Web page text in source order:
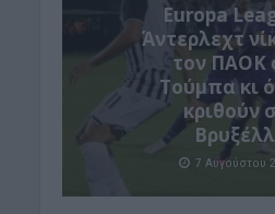
Europa
Άντερλεχτ
τον ΠΑΟΚ
Τούμπα κι
κριθούν
7 Αυγούστου